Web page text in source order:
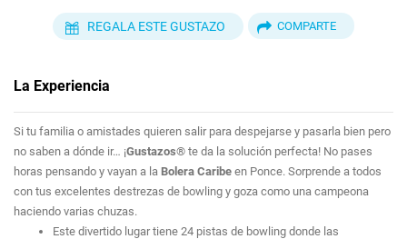
REGALA ESTE GUSTAZO COMPARTE
La Experiencia
Si tu familia o amistades quieren salir para despejarse y pasarla bien pero
no saben a dónde ir… ¡Gustazos® te da la solución perfecta! No pases
horas pensando y vayan a la Bolera Caribe en Ponce. Sorprende a todos
con tus excelentes destrezas de bowling y goza como una campeona
haciendo varias chuzas.
Este divertido lugar tiene 24 pistas de bowling donde las